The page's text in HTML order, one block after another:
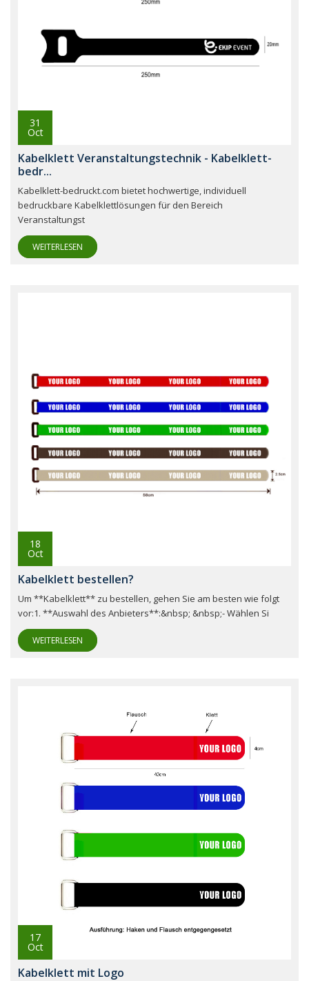
31
Oct
Kabelklett Veranstaltungstechnik - Kabelklett-
bedr...
Kabelklett-bedruckt.com bietet hochwertige, individuell
bedruckbare Kabelklettlösungen für den Bereich
Veranstaltungst
WEITERLESEN
18
Oct
Kabelklett bestellen?
Um **Kabelklett** zu bestellen, gehen Sie am besten wie folgt
vor:1. **Auswahl des Anbieters**:&nbsp; &nbsp;- Wählen Si
WEITERLESEN
17
Oct
Kabelklett mit Logo